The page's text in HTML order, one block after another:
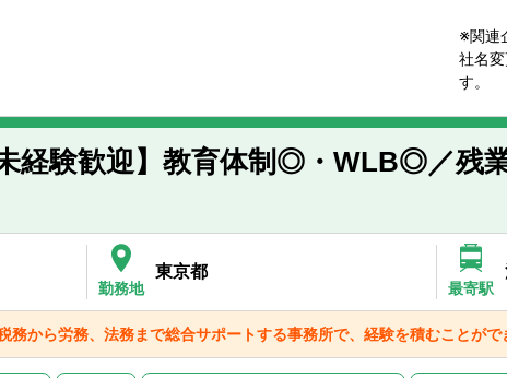
アク
転職の方へ
の転職の方へ 未経験分野への転職
転職お役立ち情報
会計士・試験合
WEB面接完全ガ
覧
の流れ 監査法人
試験合格
国公認会計士）
コンサルティングファー
ム
金融機関
事業会社
※関連
社名
す。
経験歓迎】教育体制◎・WLB◎／残
勤務地
東京都
最寄駅
務から労務、法務まで総合サポートする事務所で、経験を積むことがで